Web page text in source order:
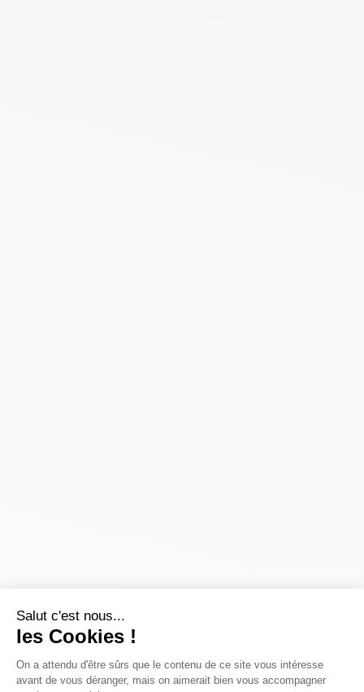
Salut c'est nous...
les Cookies !
On a attendu d'être sûrs que le contenu de ce site vous intéresse
avant de vous déranger, mais on aimerait bien vous accompagner